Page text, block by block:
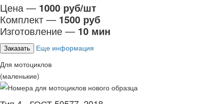
Цена — 1000 руб/шт
Комплект — 1500 руб
Изготовление — 10 мин
Заказать
Еще информация
Для мотоциклов
(маленькие)